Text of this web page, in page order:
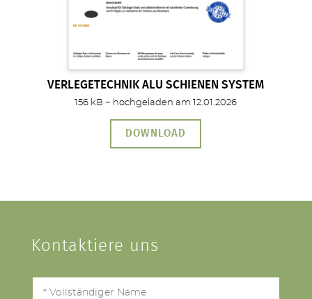
VERLEGETECHNIK ALU SCHIENEN SYSTEM
156 kB − hochgeladen am 12.01.2026
DOWNLOAD
Kontaktiere uns